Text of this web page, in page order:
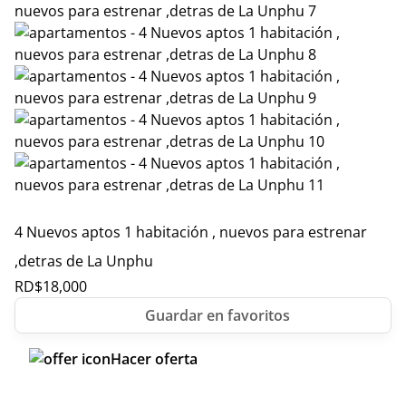
4 Nuevos aptos 1 habitación , nuevos para estrenar
,detras de La Unphu
RD$18,000
Hacer oferta